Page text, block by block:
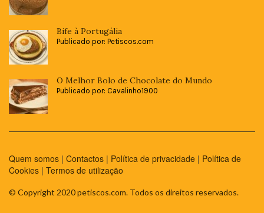
Bife à Portugália
Publicado por: Petiscos.com
O Melhor Bolo de Chocolate do Mundo
Publicado por: Cavalinho1900
Quem somos | Contactos | Política de privacidade | Política de
Cookies | Termos de utilização
© Copyright 2020 petiscos.com. Todos os direitos reservados.